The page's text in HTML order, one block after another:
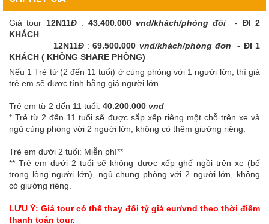
Giá tour 12N11Đ: 43.400.000vnd/khách/phòng đôi - ĐI 2
KHÁCH
12N11Đ: 69.500.000 vnd/khách/phòng đơn - ĐI 1
KHÁCH ( KHÔNG SHARE PHÒNG)
Nếu 1 Trẻ từ (2 đến 11 tuổi) ở cùng phòng với 1 người lớn, thì giá
trẻ em sẽ được tính bằng giá người lớn.
Trẻ em từ 2 đến 11 tuổi: 40.200.000 vnd
* Trẻ từ 2 đến 11 tuổi sẽ được sắp xếp riêng một chỗ trên xe và
ngủ cùng phòng với 2 người lớn, không có thêm giường riêng.
Trẻ em dưới 2 tuổi: Miễn phí**
** Trẻ em dưới 2 tuổi sẽ không được xếp ghế ngồi trên xe (bế
trong lòng người lớn), ngủ chung phòng với 2 người lớn, không
có giường riêng.
LƯU Ý: Giá tour có thể thay đổi tỷ giá eur/vnd theo thời điểm
thanh toán tour.